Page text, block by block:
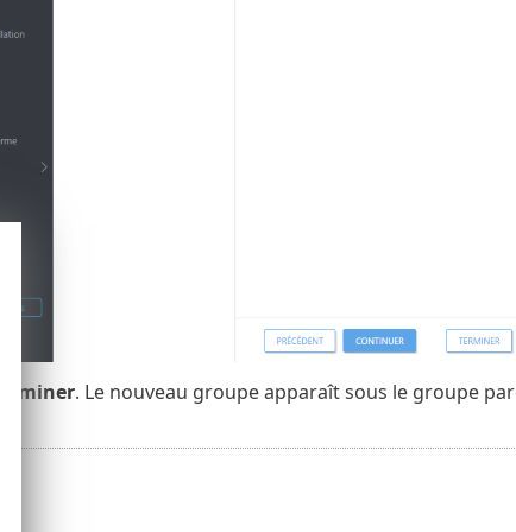
Terminer. Le nouveau groupe apparaît sous le groupe